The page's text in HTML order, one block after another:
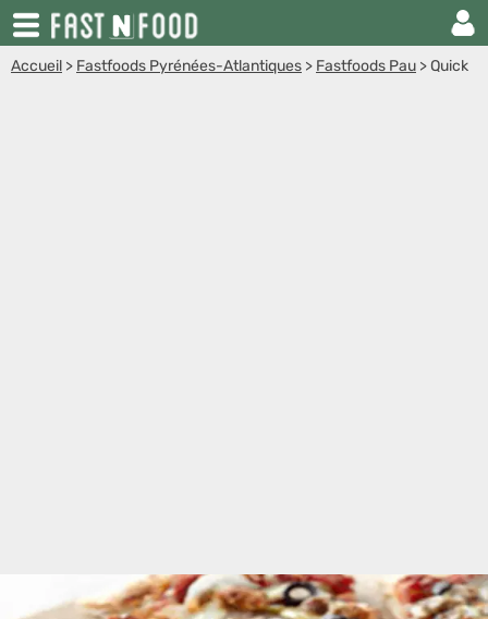
Accueil > Fastfoods Pyrénées-Atlantiques > Fastfoods Pau >Quick